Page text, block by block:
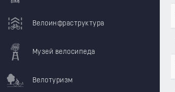
Велоинфраструктура
Музей велосипеда
Велотуризм